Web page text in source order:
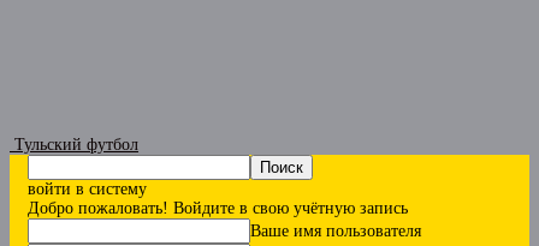
Тульский футбол
войти в систему
Добро пожаловать! Войдите в свою учётную запись
Ваше имя пользователя